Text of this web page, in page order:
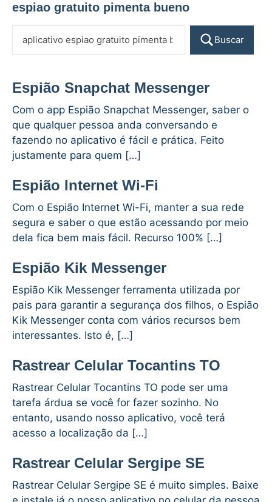
espiao gratuito pimenta bueno
Buscar
Espião Snapchat Messenger
Com o app Espião Snapchat Messenger, saber o
que qualquer pessoa anda conversando e
fazendo no aplicativo é fácil e prática. Feito
justamente para quem […]
Espião Internet Wi-Fi
Com o Espião Internet Wi-Fi, manter a sua rede
segura e saber o que estão acessando por meio
dela fica bem mais fácil. Recurso 100% […]
Espião Kik Messenger
Espião Kik Messenger ferramenta utilizada por
pais para garantir a segurança dos filhos, o Espião
Kik Messenger conta com vários recursos bem
interessantes. Isto é, […]
Rastrear Celular Tocantins TO
Rastrear Celular Tocantins TO pode ser uma
tarefa árdua se você for fazer sozinho. No
entanto, usando nosso aplicativo, você terá
acesso a localização da […]
Rastrear Celular Sergipe SE
Rastrear Celular Sergipe SE é muito simples. Baixe